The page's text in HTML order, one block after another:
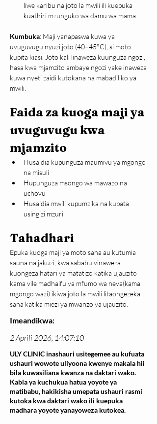
liwe karibu na joto la mwili ili kuepuka
kuathiri mzunguko wa damu wa mama.
Kumbuka: Maji yanapaswa kuwa ya
uvuguvugu nyuzi joto (40–45°C), si moto
kupita kiasi. Joto kali linaweza kuunguza ngozi,
hasa kwa mjamzito ambaye ngozi yake inaweza
kuwa nyeti zaidi kutokana na mabadiliko ya
mwili.
Faida za kuoga maji ya
uvuguvugu kwa
mjamzito
Husaidia kupunguza maumivu ya mgongo
na misuli
Hupunguza msongo wa mawazo na
uchovu
Husaidia mwili kupumzika na kupata
usingizi mzuri
Tahadhari
Epuka kuoga maji ya moto sana au kutumia
sauna na jakuzi, kwa sababu vinaweza
kuongeza hatari ya matatizo katika ujauzito
kama vile madhaifu ya mfumo wa neva(kama
mgongo wazi) ikiwa joto la mwili litaongezeka
sana katika miezi ya mwanzo ya ujauzito.
Imeandikwa:
2 Aprili 2026, 14:07:10
ULY CLINIC inashauri usitegemee au kufuata
ushauri wowote uliyoona kwenye makala hii
bila kuwasiliana kwanza na daktari wako.
Kabla ya kuchukua hatua yoyote ya
matibabu, hakikisha umepata ushauri rasmi
kutoka kwa daktari wako ili kuepuka
madhara yoyote yanayoweza kutokea.